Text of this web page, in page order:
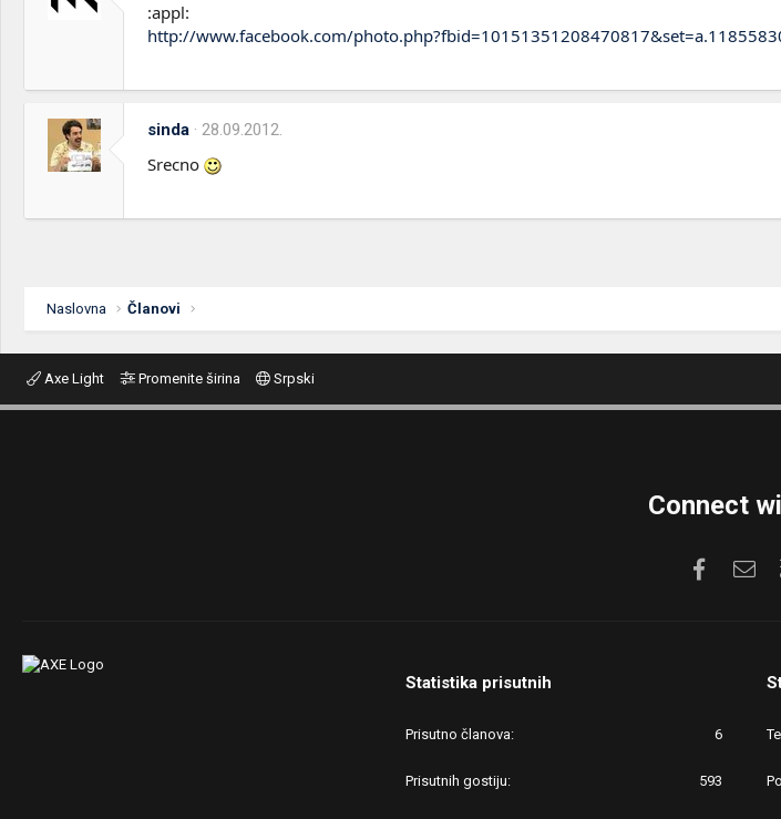
:appl:
http://www.facebook.com/
sinda 28.09.2012.
Srecno
Naslovna Članovi
Axe Light Promenite širina Srpski
Connect
Facebook
Statistika prisutnih
Prisutno članova 6
Prisutnih gostiju 593